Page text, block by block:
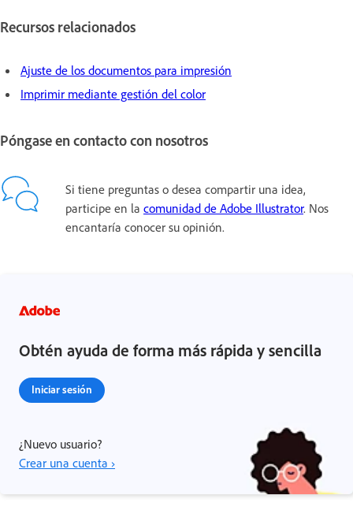
Recursos relacionados
Ajuste de los documentos para impresión
Imprimir mediante gestión del color
Póngase en contacto con nosotros
Si tiene preguntas o desea compartir una idea,
participe en la comunidad de Adobe Illustrator. Nos
encantaría conocer su opinión.
Obtén ayuda de forma más rápida y sencilla
Iniciar sesión
¿Nuevo usuario?
Crear una cuenta ›